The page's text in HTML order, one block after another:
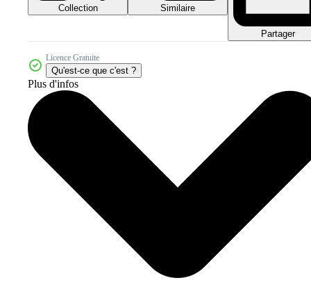
Collection Similaire
Partager
Licence Gratuite
Qu'est-ce que c'est ?
Plus d'infos